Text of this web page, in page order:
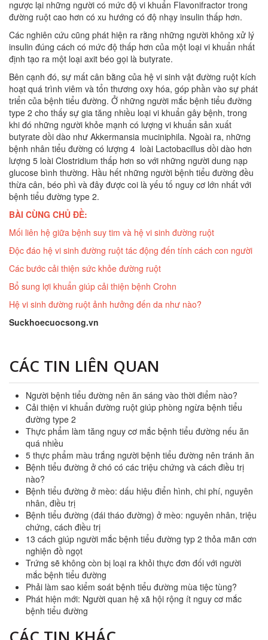
ngược lại những người có mức độ vi khuẩn Flavonifractor trong
đường ruột cao hơn có xu hướng có độ nhạy insulin thấp hơn.
Các nghiên cứu cũng phát hiện ra rằng những người không xử lý
insulin đúng cách có mức độ thấp hơn của một loại vi khuẩn nhất
định tạo ra một loại axit béo gọi là butyrate.
Bên cạnh đó, sự mất cân bằng của hệ vi sinh vật đường ruột kích
hoạt quá trình viêm và tổn thương oxy hóa, góp phần vào sự phát
triển của bệnh tiểu đường. Ở những người mắc bệnh tiểu đường
type 2 cho thấy sự gia tăng nhiều loại vi khuẩn gây bệnh, trong
khi đó những người khỏe mạnh có lượng vi khuẩn sản xuất
butyrate dồi dào như Akkermansia muciniphila. Ngoài ra, những
bệnh nhân tiểu đường có lượng 4 loài Lactobacillus dồi dào hơn
lượng 5 loài Clostridium thấp hơn so với những người dung nạp
glucose bình thường. Hầu hết những người bệnh tiểu đường đều
thừa cân, béo phì và đây được coi là yếu tố nguy cơ lớn nhất với
bệnh tiểu đường type 2.
BÀI CÙNG CHỦ ĐỀ:
Mối liên hệ giữa bệnh suy tim và hệ vi sinh đường ruột
Độc đáo hệ vi sinh đường ruột tác động đến tính cách con người
Các bước cải thiện sức khỏe đường ruột
Bổ sung lợi khuẩn giúp cải thiện bệnh Crohn
Hệ vi sinh đường ruột ảnh hưởng đến da như nào?
Suckhoecuocsong.vn
CÁC TIN LIÊN QUAN
Người bệnh tiểu đường nên ăn sáng vào thời điểm nào?
Cải thiện vi khuẩn đường ruột giúp phòng ngừa bệnh tiểu
đường type 2
Thực phẩm làm tăng nguy cơ mắc bệnh tiểu đường nếu ăn
quá nhiều
5 thực phẩm màu trắng người bệnh tiểu đường nên tránh ăn
Bệnh tiểu đường ở chó có các triệu chứng và cách điều trị
nào?
Bệnh tiểu đường ở mèo: dấu hiệu điển hình, chi phí, nguyên
nhân, điều trị
Bệnh tiểu đường (đái tháo đường) ở mèo: nguyên nhân, triệu
chứng, cách điều trị
13 cách giúp người mắc bệnh tiểu đường typ 2 thỏa mãn cơn
nghiện đồ ngọt
Trứng sẽ không còn bị loại ra khỏi thực đơn đối với người
mắc bệnh tiểu đường
Phải làm sao kiểm soát bệnh tiểu đường mùa tiệc tùng?
Phát hiện mới: Người quan hệ xã hội rộng ít nguy cơ mắc
bệnh tiểu đường